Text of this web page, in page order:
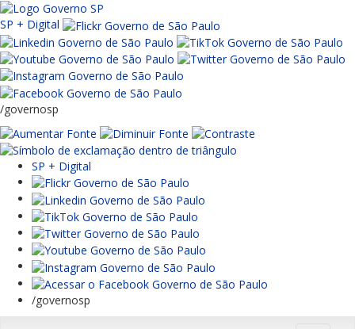
SP + Digital
/governosp
SP + Digital
/governosp